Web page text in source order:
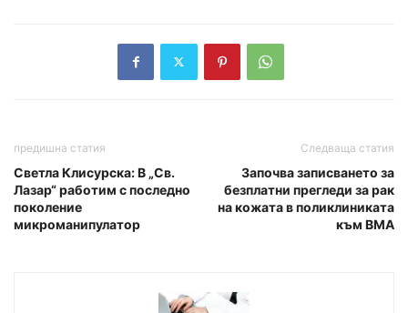
предишна статия
Светла Клисурска: В „Св.
Лазар“ работим с последно
поколение
микроманипулатор
Следваща статия
Започва записването за
безплатни прегледи за рак
на кожата в поликлиниката
към ВМА